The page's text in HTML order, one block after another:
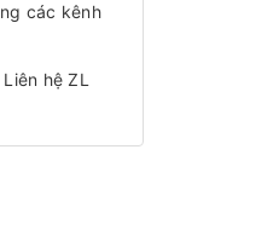
các kênh
hệ ZL